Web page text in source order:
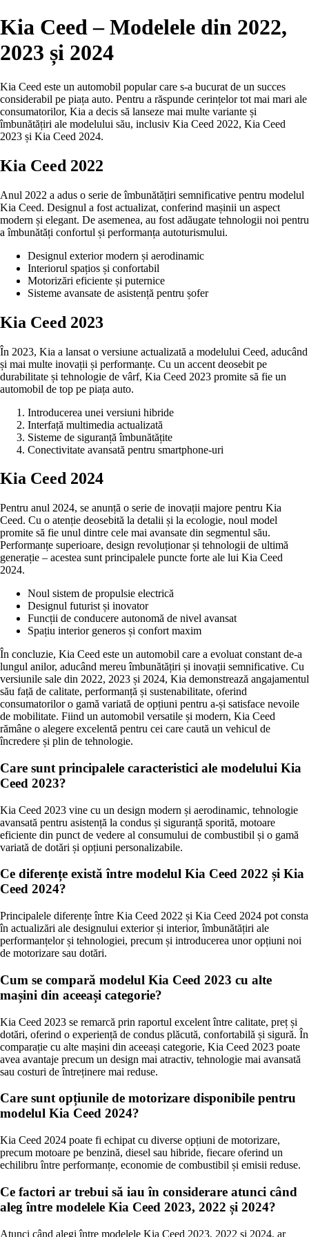
Kia Ceed – Modelele din 2022,
2023 și 2024
Kia Ceed este un automobil popular care s-a bucurat de un succes
considerabil pe piața auto. Pentru a răspunde cerințelor tot mai mari ale
consumatorilor, Kia a decis să lanseze mai multe variante și
îmbunătățiri ale modelului său, inclusiv Kia Ceed 2022, Kia Ceed
2023 și Kia Ceed 2024.
Kia Ceed 2022
Anul 2022 a adus o serie de îmbunătățiri semnificative pentru modelul
Kia Ceed. Designul a fost actualizat, conferind mașinii un aspect
modern și elegant. De asemenea, au fost adăugate tehnologii noi pentru
a îmbunătăți confortul și performanța autoturismului.
Designul exterior modern și aerodinamic
Interiorul spațios și confortabil
Motorizări eficiente și puternice
Sisteme avansate de asistență pentru șofer
Kia Ceed 2023
În 2023, Kia a lansat o versiune actualizată a modelului Ceed, aducând
și mai multe inovații și performanțe. Cu un accent deosebit pe
durabilitate și tehnologie de vârf, Kia Ceed 2023 promite să fie un
automobil de top pe piața auto.
Introducerea unei versiuni hibride
Interfață multimedia actualizată
Sisteme de siguranță îmbunătățite
Conectivitate avansată pentru smartphone-uri
Kia Ceed 2024
Pentru anul 2024, se anunță o serie de inovații majore pentru Kia
Ceed. Cu o atenție deosebită la detalii și la ecologie, noul model
promite să fie unul dintre cele mai avansate din segmentul său.
Performanțe superioare, design revoluționar și tehnologii de ultimă
generație – acestea sunt principalele puncte forte ale lui Kia Ceed
2024.
Noul sistem de propulsie electrică
Designul futurist și inovator
Funcții de conducere autonomă de nivel avansat
Spațiu interior generos și confort maxim
În concluzie, Kia Ceed este un automobil care a evoluat constant de-a
lungul anilor, aducând mereu îmbunătățiri și inovații semnificative. Cu
versiunile sale din 2022, 2023 și 2024, Kia demonstrează angajamentul
său față de calitate, performanță și sustenabilitate, oferind
consumatorilor o gamă variată de opțiuni pentru a-și satisface nevoile
de mobilitate. Fiind un automobil versatile și modern, Kia Ceed
rămâne o alegere excelentă pentru cei care caută un vehicul de
încredere și plin de tehnologie.
Care sunt principalele caracteristici ale modelului Kia
Ceed 2023?
Kia Ceed 2023 vine cu un design modern și aerodinamic, tehnologie
avansată pentru asistență la condus și siguranță sporită, motoare
eficiente din punct de vedere al consumului de combustibil și o gamă
variată de dotări și opțiuni personalizabile.
Ce diferențe există între modelul Kia Ceed 2022 și Kia
Ceed 2024?
Principalele diferențe între Kia Ceed 2022 și Kia Ceed 2024 pot consta
în actualizări ale designului exterior și interior, îmbunătățiri ale
performanțelor și tehnologiei, precum și introducerea unor opțiuni noi
de motorizare sau dotări.
Cum se compară modelul Kia Ceed 2023 cu alte
mașini din aceeași categorie?
Kia Ceed 2023 se remarcă prin raportul excelent între calitate, preț și
dotări, oferind o experiență de condus plăcută, confortabilă și sigură. În
comparație cu alte mașini din aceeași categorie, Kia Ceed 2023 poate
avea avantaje precum un design mai atractiv, tehnologie mai avansată
sau costuri de întreținere mai reduse.
Care sunt opțiunile de motorizare disponibile pentru
modelul Kia Ceed 2024?
Kia Ceed 2024 poate fi echipat cu diverse opțiuni de motorizare,
precum motoare pe benzină, diesel sau hibride, fiecare oferind un
echilibru între performanțe, economie de combustibil și emisii reduse.
Ce factori ar trebui să iau în considerare atunci când
aleg între modelele Kia Ceed 2023, 2022 și 2024?
Atunci când alegi între modelele Kia Ceed 2023, 2022 și 2024, ar